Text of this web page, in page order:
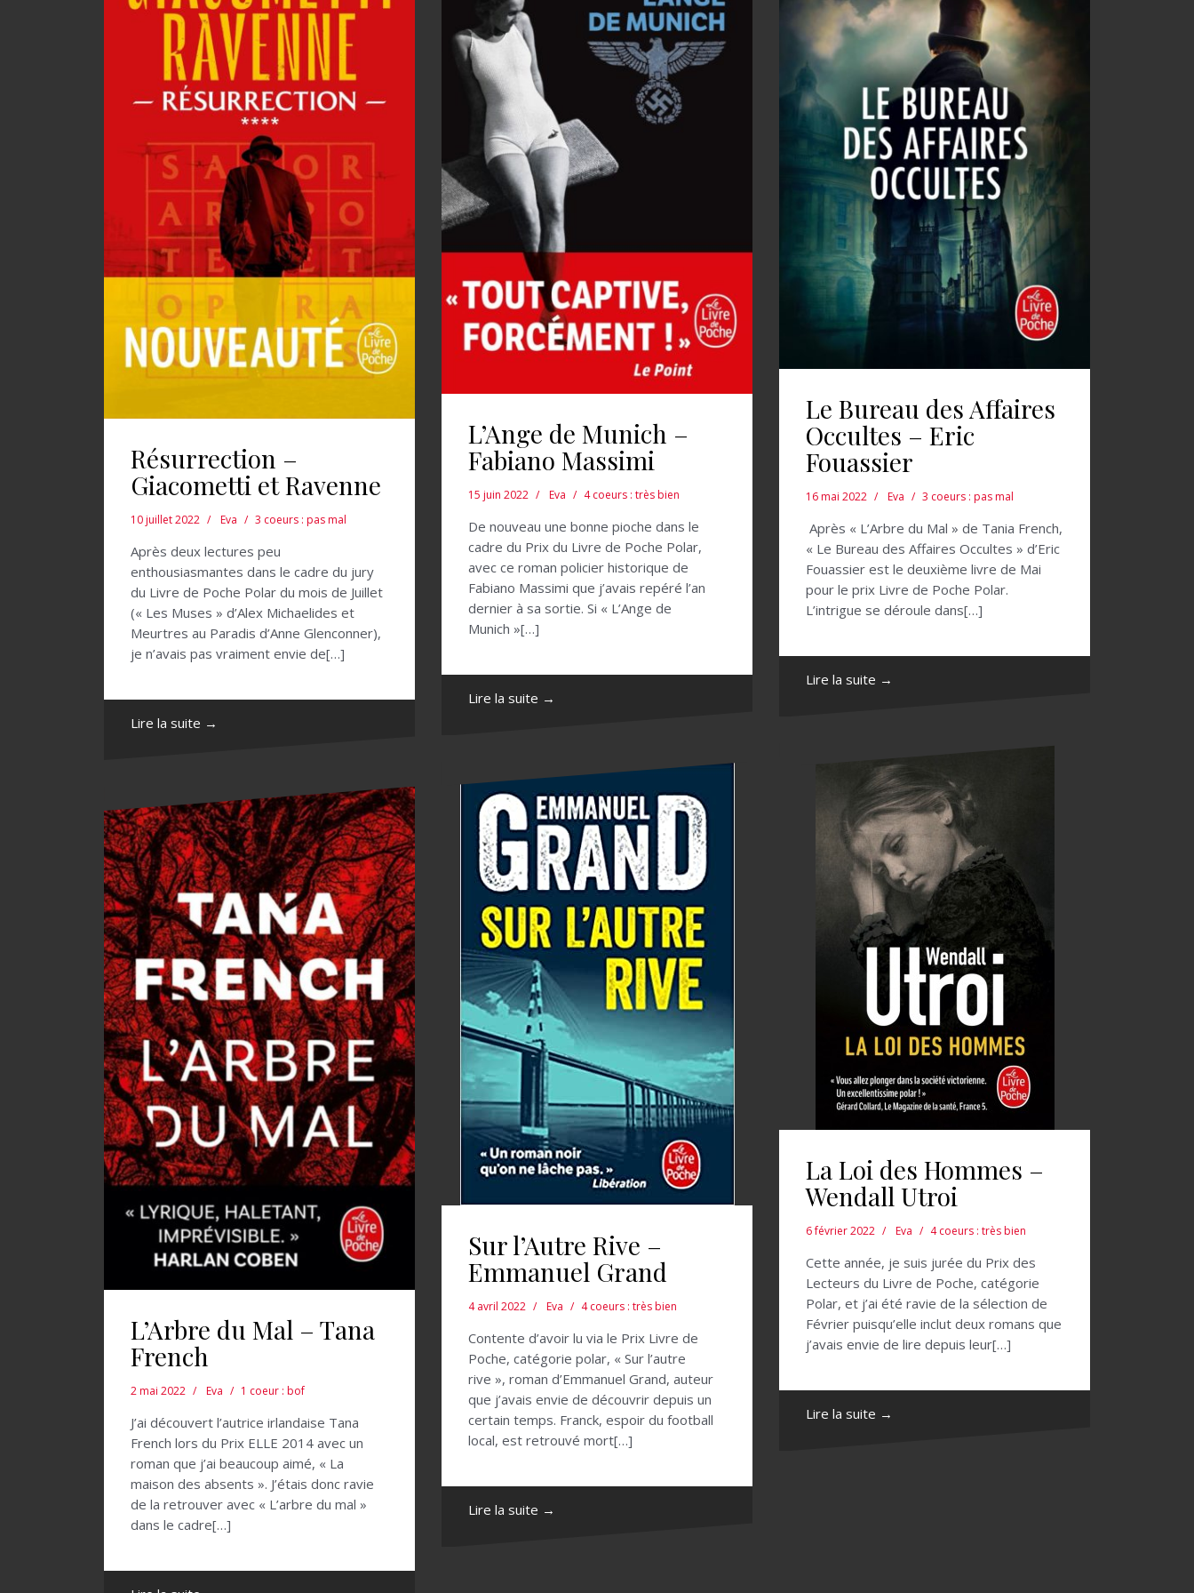
Résurrection –
Giacometti et Ravenne
10 juillet 2022 Eva 3 coeurs : pas mal
Après deux lectures peu
enthousiasmantes dans le cadre du jury
du Livre de Poche Polar du mois de Juillet
(« Les Muses » d’Alex Michaelides et
Meurtres au Paradis d’Anne Glenconner),
je n’avais pas vraiment envie de[…]
Lire la suite →
L’Ange de Munich –
Fabiano Massimi
15 juin 2022 Eva 4 coeurs : très bien
De nouveau une bonne pioche dans le
cadre du Prix du Livre de Poche Polar,
avec ce roman policier historique de
Fabiano Massimi que j’avais repéré l’an
dernier à sa sortie. Si « L’Ange de
Munich »[…]
Lire la suite →
Le Bureau des Affaires
Occultes – Eric
Fouassier
16 mai 2022 Eva 3 coeurs : pas mal
Après « L’Arbre du Mal » de Tania French,
« Le Bureau des Affaires Occultes » d’Eric
Fouassier est le deuxième livre de Mai
pour le prix Livre de Poche Polar.
L’intrigue se déroule dans[…]
Lire la suite →
L’Arbre du Mal – Tana
French
2 mai 2022 Eva 1 coeur : bof
J’ai découvert l’autrice irlandaise Tana
French lors du Prix ELLE 2014 avec un
roman que j’ai beaucoup aimé, « La
maison des absents ». J’étais donc ravie
de la retrouver avec « L’arbre du mal »
dans le cadre[…]
Sur l’Autre Rive –
Emmanuel Grand
4 avril 2022 Eva 4 coeurs : très bien
Contente d’avoir lu via le Prix Livre de
Poche, catégorie polar, « Sur l’autre
rive », roman d’Emmanuel Grand, auteur
que j’avais envie de découvrir depuis un
certain temps. Franck, espoir du football
local, est retrouvé mort[…]
Lire la suite →
La Loi des Hommes –
Wendall Utroi
6 février 2022 Eva 4 coeurs : très bien
Cette année, je suis jurée du Prix des
Lecteurs du Livre de Poche, catégorie
Polar, et j’ai été ravie de la sélection de
Février puisqu’elle inclut deux romans que
j’avais envie de lire depuis leur[…]
Lire la suite →